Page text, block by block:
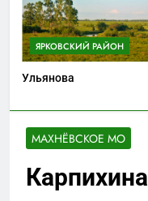
МАХНЁВСКОЕ МО
Карпихина
ЯРКОВСКИЙ РАЙОН
Ульянова